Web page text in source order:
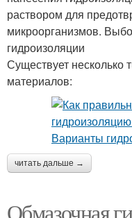
раствором для
микроорганизмов.
гидроизоляции
Существует несколько
материалов:
читать дальше →
Обмазочная